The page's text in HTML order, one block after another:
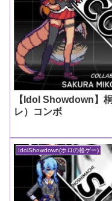
【Idol Showdown】
レ）コンボ
IdolShowdown(ホロの格ゲー)